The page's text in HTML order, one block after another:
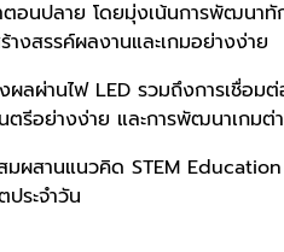
าตอนปลาย โดยมุ่งเน้นการพัฒน
งสรรค์ผลงานและเกมอย่างง่าย
ผ่านไฟ LED รวมถึงการเชื่อม
ตรีอย่างง่าย และการพัฒนาเกม
สานแนวคิด STEM
ระจำวัน